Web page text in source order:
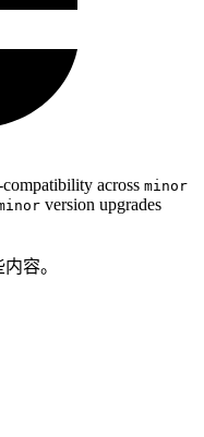
across minor
version upgrades
容。